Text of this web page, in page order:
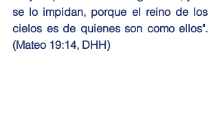
se lo impidan, porque el reino de los
cielos es de quienes son como ellos".
(Mateo 19:14, DHH)